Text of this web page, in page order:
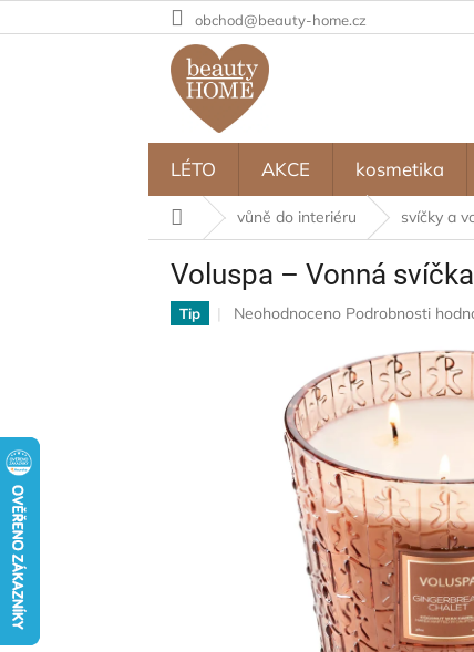
na
obchod@beauty-home.cz
LÉTO AKCE kosmetika
Domů vůně do interiéru svíčky a
Voluspa – Vonná
Tip
Průměrné
hvězdiček.
Neohodnoceno Podrobnosti